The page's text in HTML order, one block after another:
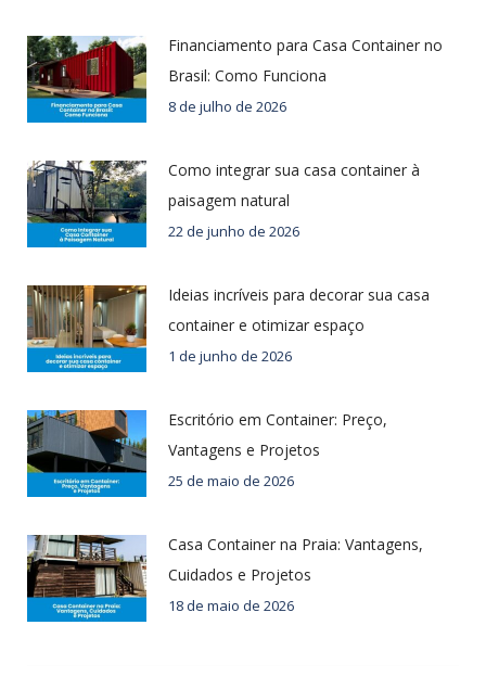
Financiamento para Casa Container no
Brasil: Como Funciona
8 de julho de 2026
Como integrar sua casa container à
paisagem natural
22 de junho de 2026
Ideias incríveis para decorar sua casa
container e otimizar espaço
1 de junho de 2026
Escritório em Container: Preço,
Vantagens e Projetos
25 de maio de 2026
Casa Container na Praia: Vantagens,
Cuidados e Projetos
18 de maio de 2026